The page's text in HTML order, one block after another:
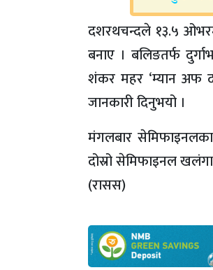
दशरथचन्दले १३.५
बनाए । बलिङतर्फ
शंकर महर ‘म्यान अफ
जानकारी दिनुभयो ।
मंगलबार
दोस्रो सेमिफाइनल
(रासस)